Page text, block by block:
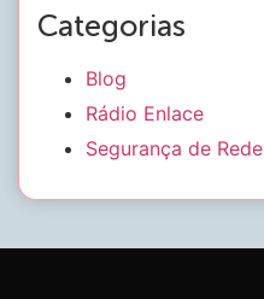
Categorias
Blog
Rádio Enlace
Segurança de Rede